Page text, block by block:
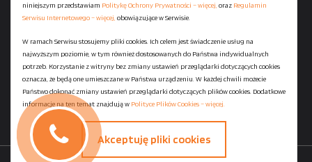
Kontakt
Regulamin serwisu
Polityka Ochrony Prywatności
Polityka Plików Cookies
Copyright ©StaniaszekKontenery.pl- 2026 All Rights Reserved.
niniejszym przedstawiam Politykę Ochrony Prywatności – więcej, oraz Regulamin
Serwisu Internetowego – więcej, obowiązujące w Serwisie.
W ramach Serwisu stosujemy pliki cookies. Ich celem jest świadczenie usług na
najwyższym poziomie, w tym również dostosowanych do Państwa indywidualnych
potrzeb. Korzystanie z witryny bez zmiany ustawień przeglądarki dotyczących cookies
oznacza, że będą one umieszczane w Państwa urządzeniu. W każdej chwili możecie
Państwo dokonać zmiany ustawień przeglądarki dotyczących plików cookies. Dodatkowe
informacje na ten temat znajdują w Polityce Plików Cookies – więcej.
Akceptuję pliki cookies